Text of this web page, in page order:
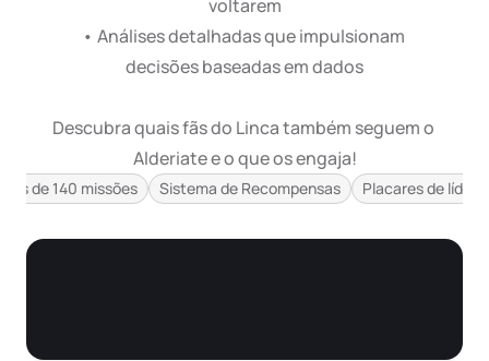
voltarem
• Análises detalhadas que impulsionam
decisões baseadas em dados
Descubra quais fãs do Linca também seguem o
Alderiate e o que os engaja!
de 140 missões Sistema de Recompensas Placares de
Ver tudo
Twitch